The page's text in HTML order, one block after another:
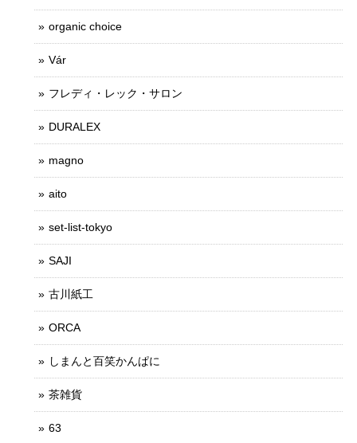
organic choice
Vár
フレディ・レック・サロン
DURALEX
magno
aito
set-list-tokyo
SAJI
古川紙工
ORCA
しまんと百笑かんぱに
茶雑貨
63